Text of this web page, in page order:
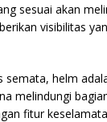
sesuai akan
visibilitas
semata, helm
melindungi
fitur